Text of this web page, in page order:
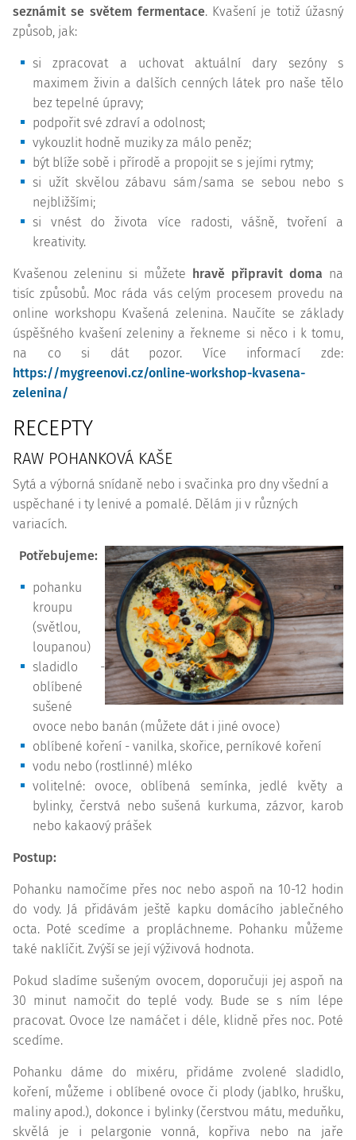
seznámit se světem fermentace. Kvašení je totiž úžasný
způsob, jak:
si zpracovat a uchovat aktuální dary sezóny s
maximem živin a dalších cenných látek pro naše tělo
bez tepelné úpravy;
podpořit své zdraví a odolnost;
vykouzlit hodně muziky za málo peněz;
být blíže sobě i přírodě a propojit se s jejími rytmy;
si užít skvělou zábavu sám/sama se sebou nebo s
nejbližšími;
si vnést do života více radosti, vášně, tvoření a
kreativity.
Kvašenou zeleninu si můžete hravě připravit doma na
tisíc způsobů. Moc ráda vás celým procesem provedu na
online workshopu Kvašená zelenina. Naučíte se základy
úspěšného kvašení zeleniny a řekneme si něco i k tomu,
na co si dát pozor. Více informací zde:
https://mygreenovi.cz/online-workshop-kvasena-
zelenina/
RECEPTY
RAW POHANKOVÁ KAŠE
Sytá a výborná snídaně nebo i svačinka pro dny všední a
uspěchané i ty lenivé a pomalé. Dělám ji v různých
variacích.
Potřebujeme:
pohanku
kroupu
(světlou,
loupanou)
sladidlo -
oblíbené
sušené
ovoce nebo banán (můžete dát i jiné ovoce)
oblíbené koření - vanilka, skořice, perníkové koření
vodu nebo (rostlinné) mléko
volitelné: ovoce, oblíbená semínka, jedlé květy a
bylinky, čerstvá nebo sušená kurkuma, zázvor, karob
nebo kakaový prášek
Postup:
Pohanku namočíme přes noc nebo aspoň na 10-12 hodin
do vody. Já přidávám ještě kapku domácího jablečného
octa. Poté scedíme a propláchneme. Pohanku můžeme
také naklíčit. Zvýší se její výživová hodnota.
Pokud sladíme sušeným ovocem, doporučuji jej aspoň na
30 minut namočit do teplé vody. Bude se s ním lépe
pracovat. Ovoce lze namáčet i déle, klidně přes noc. Poté
scedíme.
Pohanku dáme do mixéru, přidáme zvolené sladidlo,
koření, můžeme i oblíbené ovoce či plody (jablko, hrušku,
maliny apod.), dokonce i bylinky (čerstvou mátu, meduňku,
skvělá je i pelargonie vonná, kopřiva nebo na jaře